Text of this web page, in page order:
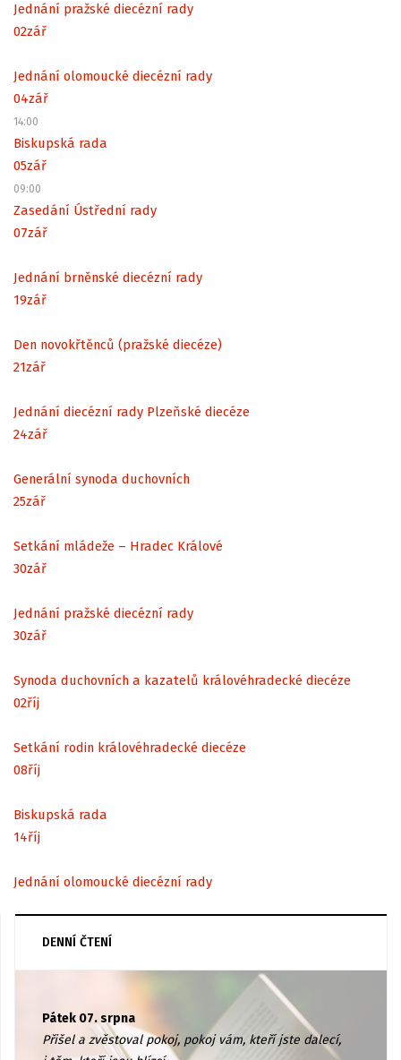
Jednání pražské diecézní rady
02zář
Jednání olomoucké diecézní rady
04zář
14:00
Biskupská rada
05zář
09:00
Zasedání Ústřední rady
07zář
Jednání brněnské diecézní rady
19zář
Den novokřtěnců (pražské diecéze)
21zář
Jednání diecézní rady Plzeňské diecéze
24zář
Generální synoda duchovních
25zář
Setkání mládeže – Hradec Králové
30zář
Jednání pražské diecézní rady
30zář
Synoda duchovních a kazatelů královéhradecké diecéze
02říj
Setkání rodin královéhradecké diecéze
08říj
Biskupská rada
14říj
Jednání olomoucké diecézní rady
DENNÍ ČTENÍ
Pátek 07. srpna
Přišel a zvěstoval pokoj, pokoj vám, kteří jste dalecí,